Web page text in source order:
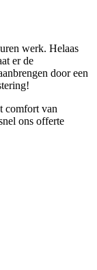
werk. Helaas
er de
door een
comfort van
ons offerte